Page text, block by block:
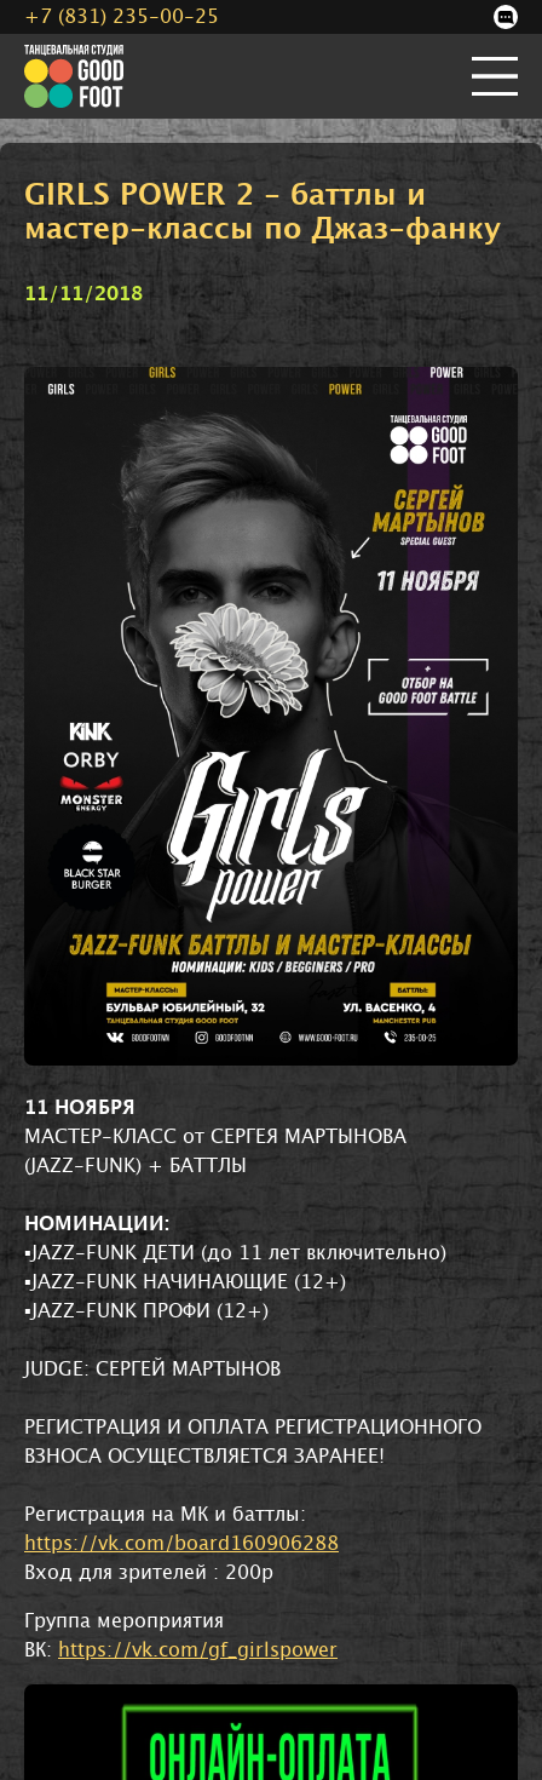
GIRLS POWER 2 - баттлы и
мастер-классы по Джаз-фанку
11/11/2018
11 НОЯБРЯ
МАСТЕР-КЛАСС от СЕРГЕЯ МАРТЫНОВА
(JAZZ-FUNK) + БАТТЛЫ
НОМИНАЦИИ:
▪JAZZ-FUNK ДЕТИ (до 11 лет включительно)
▪JAZZ-FUNK НАЧИНАЮЩИЕ (12+)
▪JAZZ-FUNK ПРОФИ (12+)
JUDGE: СЕРГЕЙ МАРТЫНОВ
РЕГИСТРАЦИЯ И ОПЛАТА РЕГИСТРАЦИОННОГО
ВЗНОСА ОСУЩЕСТВЛЯЕТСЯ ЗАРАНЕЕ!
Регистрация на МК и баттлы:
https://vk.com/board160906288
Вход для зрителей : 200р
Группа мероприятия
ВК: https://vk.com/gf_girlspower
+7 (831) 235-00-25